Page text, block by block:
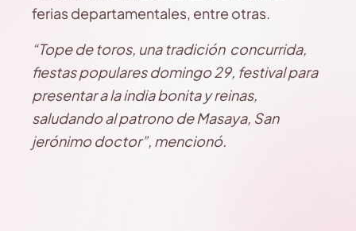
ferias departamentales, entre otras.
“Tope de toros, una tradición concurrida,
fiestas populares domingo 29, festival para
presentar a la india bonita y reinas,
saludando al patrono de Masaya, San
jerónimo doctor”, mencionó.